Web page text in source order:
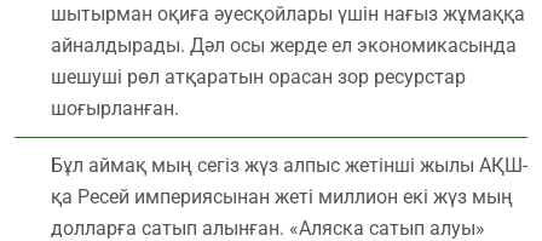
шытырман оқиға әуесқойлары үшін нағыз жұмаққа
айналдырады. Дәл осы жерде ел экономикасында
шешуші рөл атқаратын орасан зор ресурстар
шоғырланған.
Бұл аймақ мың сегіз жүз алпыс жетінші жылы АҚШ-
қа Ресей империясынан жеті миллион екі жүз мың
долларға сатып алынған. «Аляска сатып алуы»